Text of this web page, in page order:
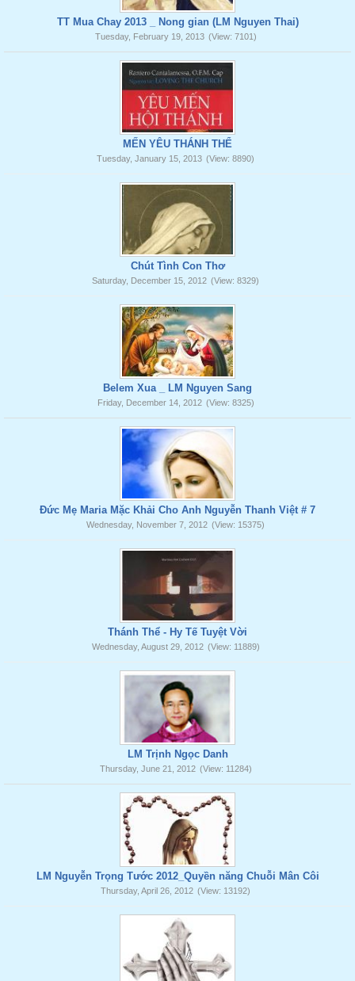
TT Mua Chay 2013 _ Nong gian (LM Nguyen Thai)
Tuesday, February 19, 2013 (View: 7101)
MẾN YÊU THÁNH THỂ
Tuesday, January 15, 2013 (View: 8890)
Chút Tình Con Thơ
Saturday, December 15, 2012 (View: 8329)
Belem Xua _ LM Nguyen Sang
Friday, December 14, 2012 (View: 8325)
Đức Mẹ Maria Mặc Khải Cho Anh Nguyễn Thanh Việt # 7
Wednesday, November 7, 2012 (View: 15375)
Thánh Thể - Hy Tế Tuyệt Vời
Wednesday, August 29, 2012 (View: 11889)
LM Trịnh Ngọc Danh
Thursday, June 21, 2012 (View: 11284)
LM Nguyễn Trọng Tước 2012_Quyền năng Chuỗi Mân Côi
Thursday, April 26, 2012 (View: 13192)